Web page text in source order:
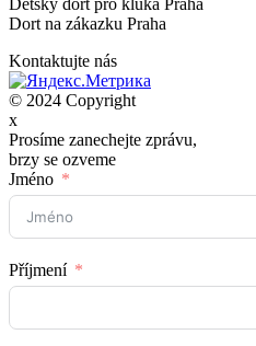
Dort na zákazku Praha
Kontaktujte nás
© 2024 Copyright
x
Prosíme zanechejte zprávu,
brzy se ozveme
Jméno
Příjmení